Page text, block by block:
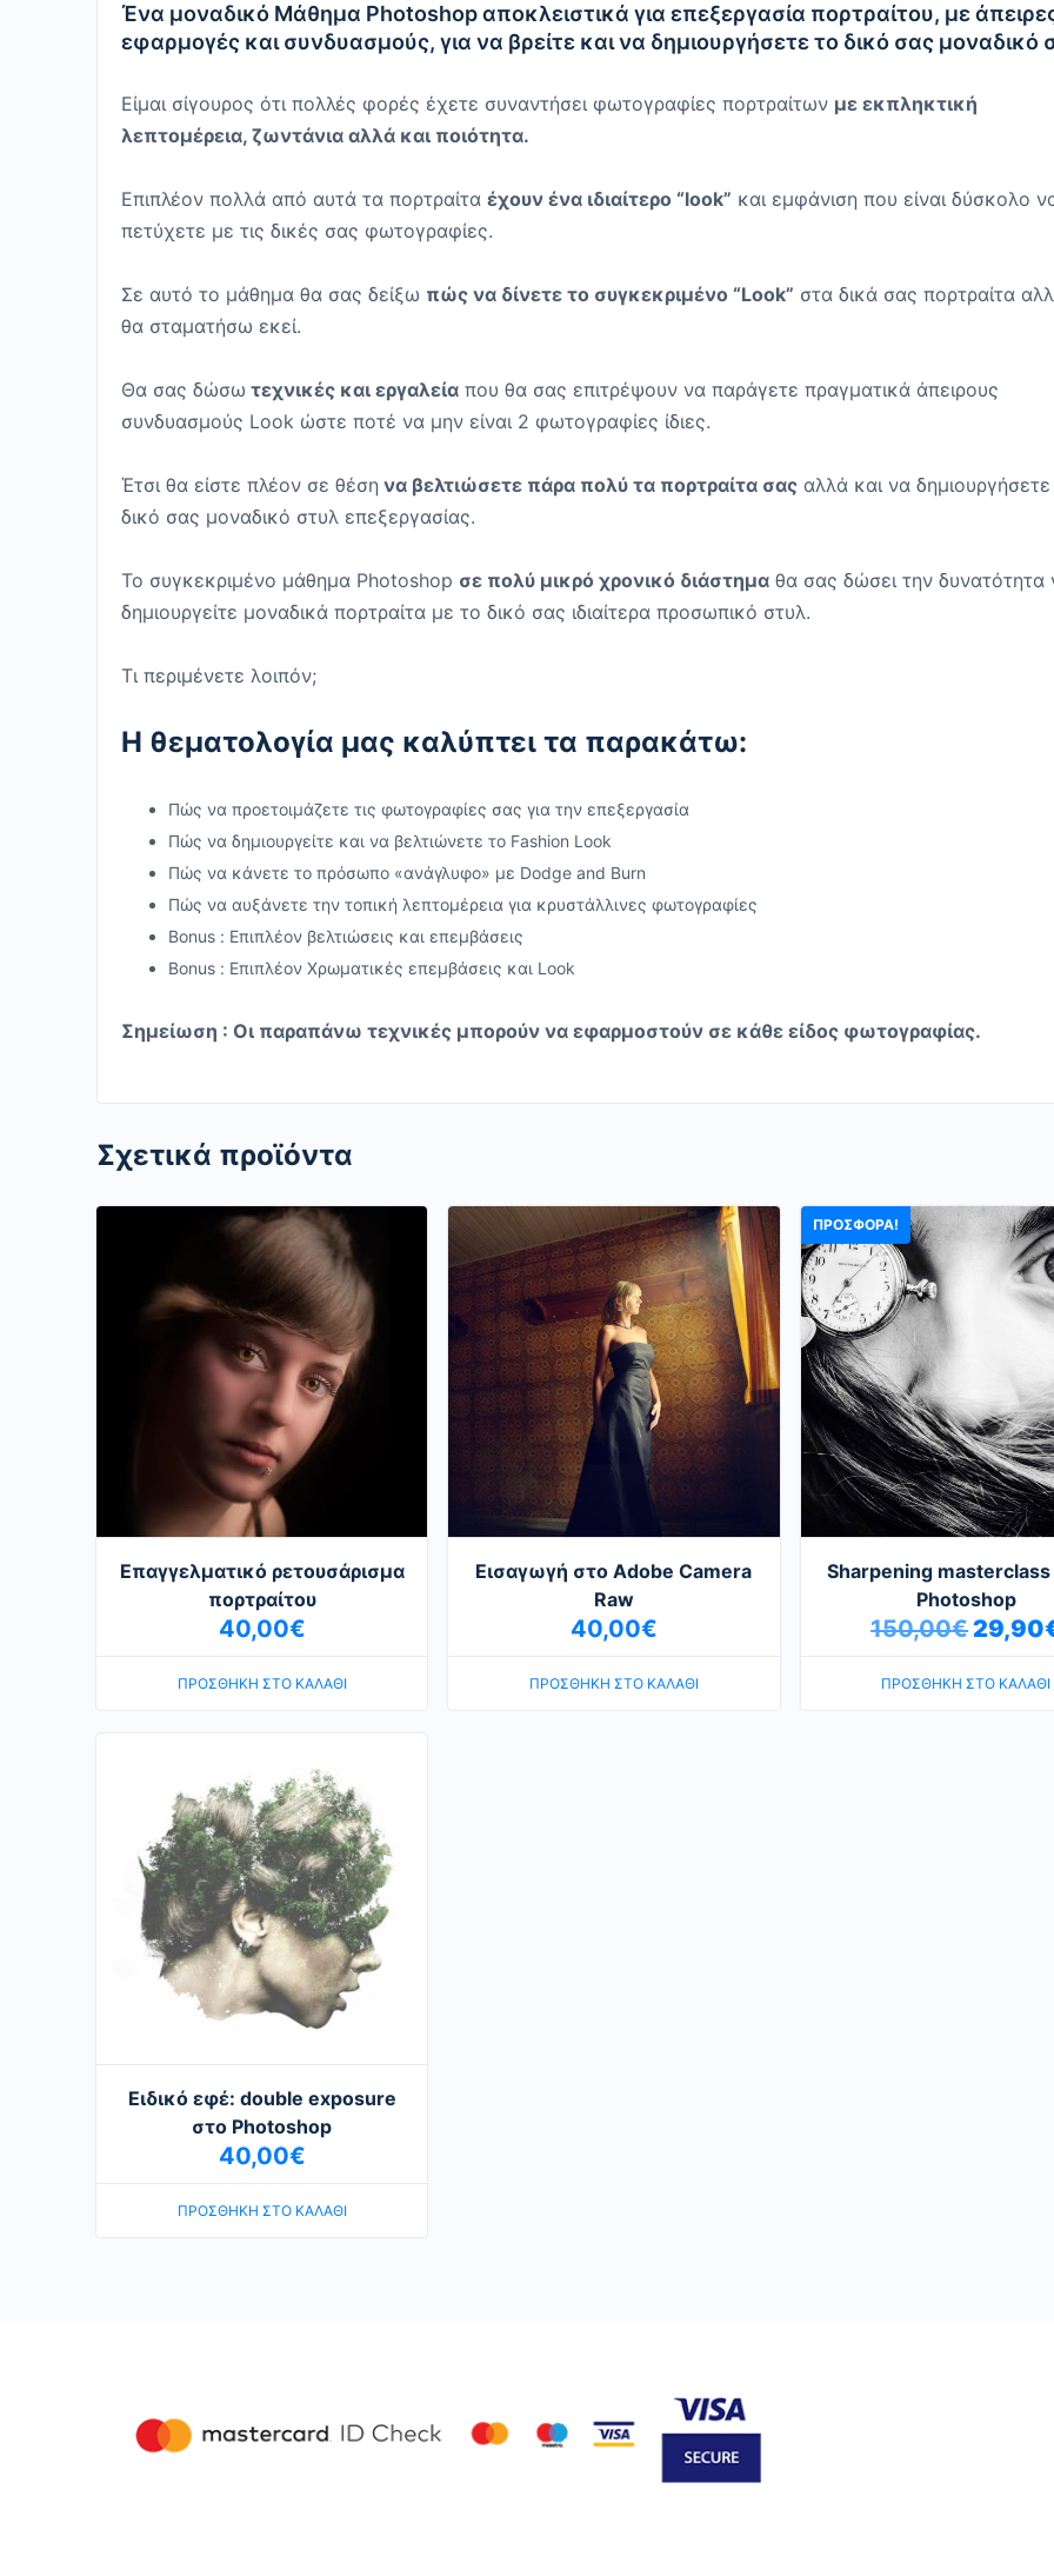
Ένα μοναδικό Μάθημα Photoshop αποκλειστικά για επεξεργασία πορτραίτου, με
εφαρμογές και συνδυασμούς, για να βρείτε και να δημιουργήσετε το δικό σας μοναδικό
Είμαι σίγουρος ότι πολλές φορές έχετε συναντήσει φωτογραφίες πορτραίτων με εκπληκτική
λεπτομέρεια, ζωντάνια αλλά και ποιότητα.
Επιπλέον πολλά από αυτά τα πορτραίτα έχουν ένα ιδιαίτερο “look” και εμφάνιση που είναι δύσκολο
πετύχετε με τις δικές σας φωτογραφίες.
Σε αυτό το μάθημα θα σας δείξω πώς να δίνετε το συγκεκριμένο “Look” στα δικά σας πορτραίτα
θα σταματήσω εκεί.
Θα σας δώσω τεχνικές και εργαλεία που θα σας επιτρέψουν να παράγετε πραγματικά άπειρους
συνδυασμούς Look ώστε ποτέ να μην είναι 2 φωτογραφίες ίδιες.
Έτσι θα είστε πλέον σε θέση να βελτιώσετε πάρα πολύ τα πορτραίτα σας αλλά και να
δικό σας μοναδικό στυλ επεξεργασίας.
Το συγκεκριμένο μάθημα Photoshop σε πολύ μικρό χρονικό διάστημα θα σας δώσει την δυνατότητα
δημιουργείτε μοναδικά πορτραίτα με το δικό σας ιδιαίτερα προσωπικό στυλ.
Τι περιμένετε λοιπόν;
Η θεματολογία μας καλύπτει τα παρακάτω:
Πώς να προετοιμάζετε τις φωτογραφίες σας για την επεξεργασία
Πώς να δημιουργείτε και να βελτιώνετε το Fashion Look
Πώς να κάνετε το πρόσωπο «ανάγλυφο» με Dodge and Burn
Πώς να αυξάνετε την τοπική λεπτομέρεια για κρυστάλλινες φωτογραφίες
Bonus : Επιπλέον βελτιώσεις και επεμβάσεις
Bonus : Επιπλέον Χρωματικές επεμβάσεις και Look
Σημείωση : Οι παραπάνω τεχνικές μπορούν να εφαρμοστούν σε κάθε είδος φωτογραφίας.
Σχετικά προϊόντα
Επαγγελματικό ρετουσάρισμα
πορτραίτου
40,00€
ΠΡΟΣΘΉΚΗ ΣΤΟ ΚΑΛΆΘΙ
Εισαγωγή στο Αdobe Camera
Raw
40,00€
ΠΡΟΣΘΉΚΗ ΣΤΟ ΚΑΛΆΘΙ
ΠΡΟΣΦΟΡΆ!
Sharpening masterclass
Photoshop
150,00€ Original
price
was:
29,90
ΠΡΟΣΘΉΚΗ ΣΤΟ ΚΑΛΆΘΙ
Ειδικό εφέ: double exposure
στο Photoshop
40,00€
ΠΡΟΣΘΉΚΗ ΣΤΟ ΚΑΛΆΘΙ